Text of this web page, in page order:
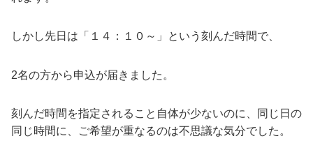
しかし先日は「１４：１０～」という刻んだ時間で、
2名の方から申込が届きました。
刻んだ時間を指定されること自体が少ないのに、同じ日の
同じ時間に、ご希望が重なるのは不思議な気分でした。